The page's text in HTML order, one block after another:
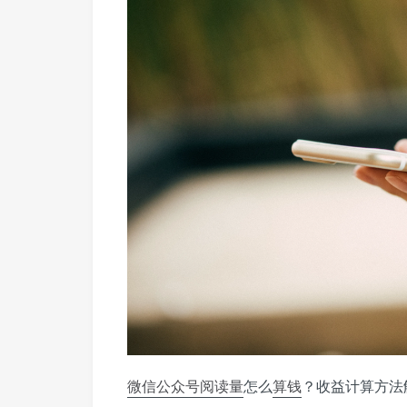
微信公众号阅读量怎么算钱 ？收益计算方